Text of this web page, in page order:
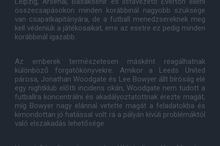
összecsapásokon minden korábbinál nagyobb szüksége
van csapatkapitányára, de a futball menedzsereknek meg
kell védeniük a játékosaikat, erre az esetre ez pedig minden
korábbinál igazabb.
Az emberek természetesen másként reagálhatnak
különböző forgatókönyvekre. Amikor a Leeds United
párosa, Jonathan Woodgate és Lee Bowyer állt bíróság elé
egy nightklub előtti incidens okán, Woodgate nem tudott a
futballra koncentrálni és akadályoztatottnak érezte magát,
míg Bowyer nagy elánnal vetette magát a feladatokba és
kimondottan jó hatással volt rá a pályán kívüli problémáktól
való elszakadás lehetősége.